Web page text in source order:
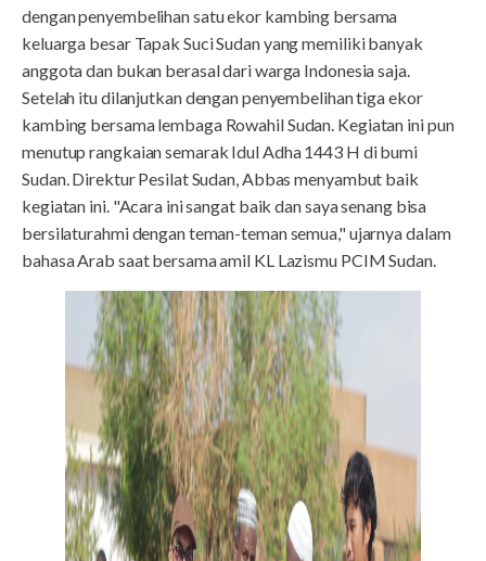
dengan penyembelihan satu ekor kambing bersama
keluarga besar Tapak Suci Sudan yang memiliki banyak
anggota dan bukan berasal dari warga Indonesia saja.
Setelah itu dilanjutkan dengan penyembelihan tiga ekor
kambing bersama lembaga Rowahil Sudan. Kegiatan ini pun
menutup rangkaian semarak Idul Adha 1443 H di bumi
Sudan. Direktur Pesilat Sudan, Abbas menyambut baik
kegiatan ini. "Acara ini sangat baik dan saya senang bisa
bersilaturahmi dengan teman-teman semua," ujarnya dalam
bahasa Arab saat bersama amil KL Lazismu PCIM Sudan.